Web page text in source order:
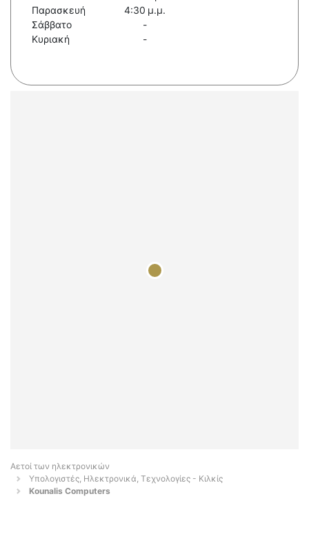
Παρασκευή
4:30 μ.μ.
Σάββατο
-
Κυριακή
-
Αετοί των ηλεκτρονικών
Υπολογιστές, Ηλεκτρονικά, Τεχνολογίες - Κιλκίς
Kounalis Computers